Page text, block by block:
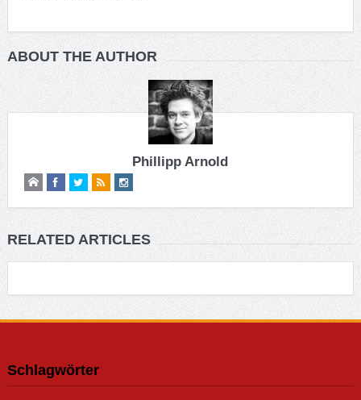
ABOUT THE AUTHOR
Phillipp Arnold
RELATED ARTICLES
Schlagwörter